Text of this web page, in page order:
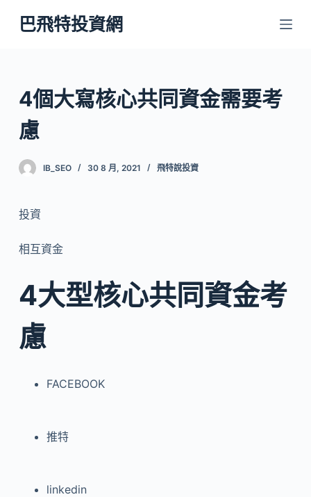
跳
至
容
巴飛特投資網
4個大寫核心共同資金需要考
慮
IB_SEO 30 8 月, 2021 飛特說投資
投資
相互資金
4大型核心共同資金考
慮
FACEBOOK
推特
linkedin